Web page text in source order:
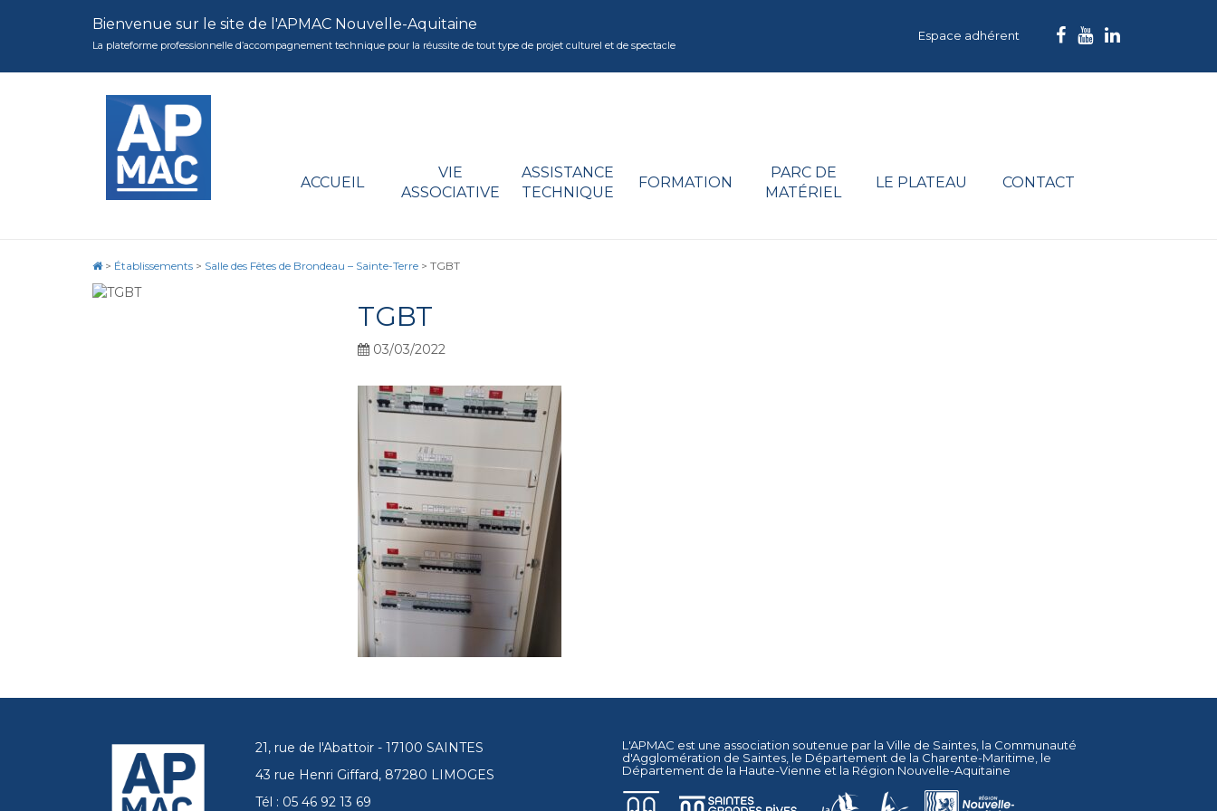
Bienvenue sur le site de l'APMAC Nouvelle-Aquitaine
La plateforme professionnelle d’accompagnement technique pour la réussite de tout type de projet culturel et de spectacle
Espace adhérent
ACCUEIL
VIE
ASSOCIATIVE
ASSISTANCE
TECHNIQUE
FORMATION
PARC DE
MATÉRIEL
LE PLATEAU CONTACT
> Établissements > Salle des Fêtes de Brondeau – Sainte-Terre > TGBT
TGBT
03/03/2022
21, rue de l'Abattoir - 17100 SAINTES
43 rue Henri Giffard, 87280 LIMOGES
Tél : 05 46 92 13 69
L'APMAC est une association soutenue par la Ville de Saintes , la Communauté
d'Agglomération de Saintes , le Département de la Charente-Maritime , le
Département de la Haute-Vienne et la Région Nouvelle-Aquitaine